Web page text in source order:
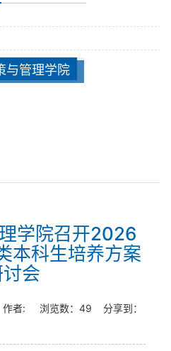
与管理学院
学院召开2026
本科生培养方案
会
者: 浏览数： 49 分享到：